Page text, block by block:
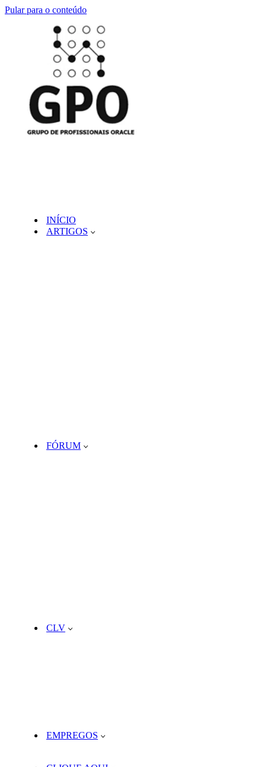
Pular para o conteúdo
INÍCIO
ARTIGOS
FÓRUM
CLV
EMPREGOS